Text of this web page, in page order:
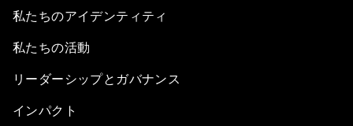
私たちのアイデンティティ
私たちの活動
リーダーシップとガバナンス
インパクト